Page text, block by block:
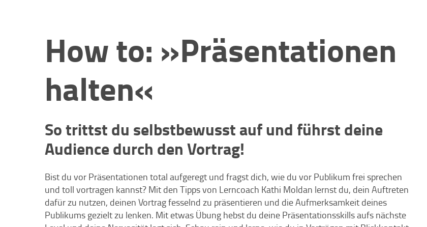
How to: »Präsentationen
halten«
So trittst du selbstbewusst auf und führst deine
Audience durch den Vortrag!
Bist du vor Präsentationen total aufgeregt und fragst dich, wie du vor Publikum frei sprechen
und toll vortragen kannst? Mit den Tipps von Lerncoach Kathi Moldan lernst du, dein Auftreten
dafür zu nutzen, deinen Vortrag fesselnd zu präsentieren und die Aufmerksamkeit deines
Publikums gezielt zu lenken. Mit etwas Übung hebst du deine Präsentationsskills aufs nächste